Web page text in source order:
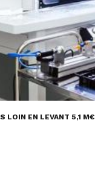
LOIN EN LEVANT 5,1 M€